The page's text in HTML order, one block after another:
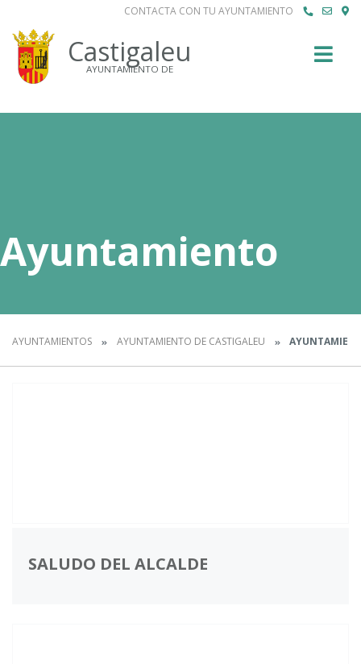
CONTACTA CON TU AYUNTAMIENTO
Castigaleu
AYUNTAMIENTO DE
Ayuntamiento
AYUNTAMIENTOS AYUNTAMIENTO DE CASTIGALEU
SALUDO DEL ALCALDE